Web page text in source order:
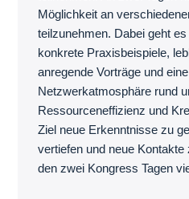
Möglichkeit an
teilzunehmen. Dabei geht
konkrete Praxisbeispiele,
anregende Vorträge und
Netzwerkatmosphäre rund
Ressourceneffizienz und
Ziel neue Erkenntnisse zu
vertiefen und neue
den zwei Kongress Tagen